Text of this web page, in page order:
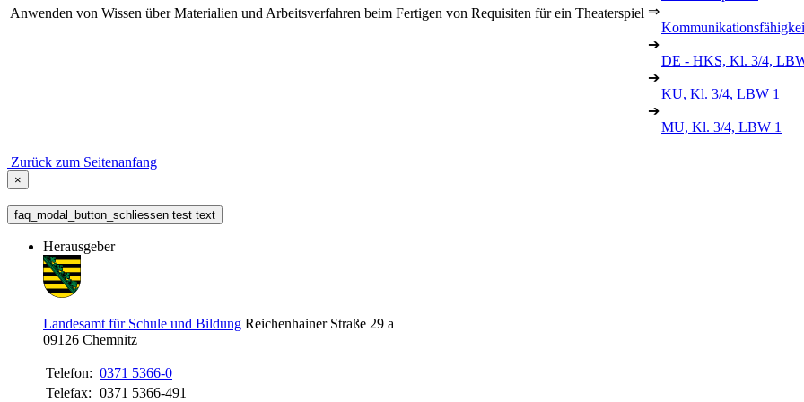
Anwenden von Wissen über Materialien und Arbeitsverfahren beim Fertigen von Requisiten für ein Theaterspiel ⇒
➔
DE - HKS, Kl. 3/4,
➔
KU, Kl. 3/4, LBW 1
➔
MU, Kl. 3/4, LBW 1
Zurück zum Seitenanfang
×
faq_modal_button_schliessen test text
Herausgeber
Landesamt für Schule und Bildung Reichenhainer Straße 29 a
09126 Chemnitz
Telefon: 0371 5366-0
Telefax: 0371 5366-491